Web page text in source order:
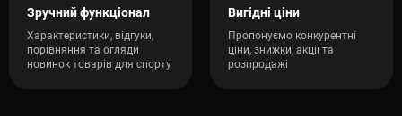
Зручний функціонал
Характеристики, відгуки,
порівняння та огляди
новинок товарів для спорту
Вигідні ціни
Пропонуємо конкурентні
ціни, знижки, акції та
розпродажі